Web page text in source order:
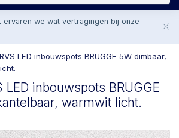
ervaren we wat vertragingen bij onze
LED inbouwspots BRUGGE 5W dimbaar,
LED inbouwspots BRUGGE
warmwit licht.